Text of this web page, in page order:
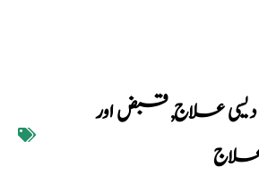
علاج,قبض اور